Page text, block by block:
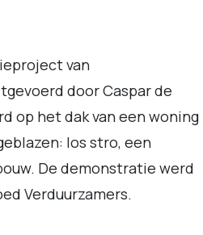
van
door Caspar de
op het dak van een woning
los stro, een
De demonstratie werd
Verduurzamers.